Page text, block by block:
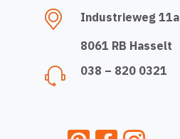
Industrieweg 11a
8061 RB Hasselt
038 – 820 0321